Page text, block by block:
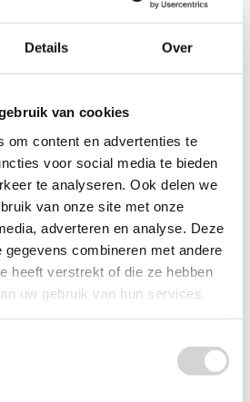
Details Over
van cookies
om content en advertenties te
voor social media te bieden
te analyseren. Ook delen we
van onze site met onze
adverteren en analyse. Deze
gegevens combineren met andere
heeft verstrekt of die ze hebben
uw gebruik van hun services.